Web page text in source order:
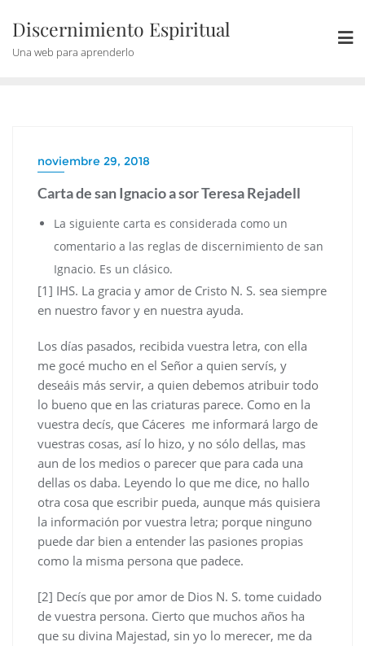
Discernimiento Espiritual
Una web para aprenderlo
noviembre 29, 2018
Carta de san Ignacio a sor Teresa Rejadell
La siguiente carta es considerada como un
comentario a las reglas de discernimiento de san
Ignacio. Es un clásico.
[1] IHS. La gracia y amor de Cristo N. S. sea siempre
en nuestro favor y en nuestra ayuda.
Los días pasados, recibida vuestra letra, con ella
me gocé mucho en el Señor a quien servís, y
deseáis más servir, a quien debemos atribuir todo
lo bueno que en las criaturas parece. Como en la
vuestra decís, que Cáceres me informará largo de
vuestras cosas, así lo hizo, y no sólo dellas, mas
aun de los medios o parecer que para cada una
dellas os daba. Leyendo lo que me dice, no hallo
otra cosa que escribir pueda, aunque más quisiera
la información por vuestra letra; porque ninguno
puede dar bien a entender las pasiones propias
como la misma persona que padece.
[2] Decís que por amor de Dios N. S. tome cuidado
de vuestra persona. Cierto que muchos años ha
que su divina Majestad, sin yo lo merecer, me da